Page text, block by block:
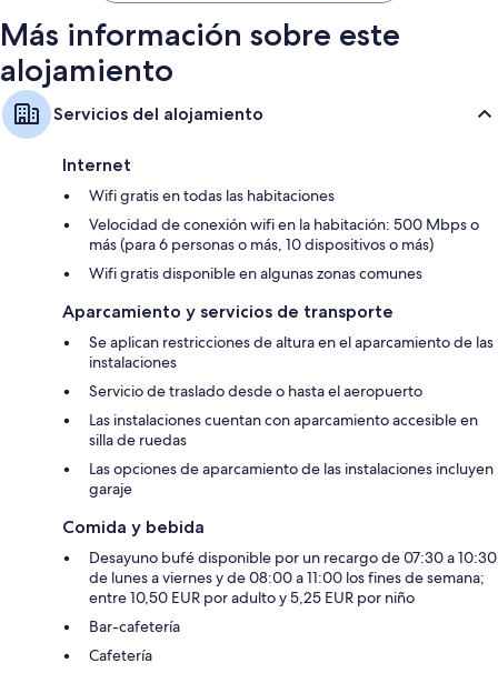
Más información sobre este
alojamiento
Servicios del alojamiento
Internet
Wifi gratis en todas las habitaciones
Velocidad de conexión wifi en la habitación: 500 Mbps o
más (para 6 personas o más, 10 dispositivos o más)
Wifi gratis disponible en algunas zonas comunes
Aparcamiento y servicios de transporte
Se aplican restricciones de altura en el aparcamiento de las
instalaciones
Servicio de traslado desde o hasta el aeropuerto
Las instalaciones cuentan con aparcamiento accesible en
silla de ruedas
Las opciones de aparcamiento de las instalaciones incluyen
garaje
Comida y bebida
Desayuno bufé disponible por un recargo de 07:30 a 10:30
de lunes a viernes y de 08:00 a 11:00 los fines de semana;
entre 10,50 EUR por adulto y 5,25 EUR por niño
Bar-cafetería
Cafetería